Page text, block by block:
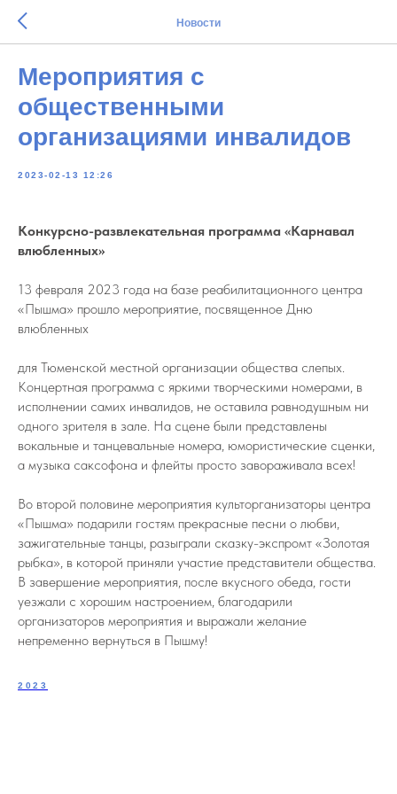
Новости
Мероприятия с
общественными
организациями инвалидов
2023-02-13 12:26
Конкурсно-развлекательная программа «Карнавал
влюбленных»
13 февраля 2023 года на базе реабилитационного центра
«Пышма» прошло мероприятие, посвященное Дню
влюбленных
для Тюменской местной организации общества слепых.
Концертная программа с яркими творческими номерами, в
исполнении самих инвалидов, не оставила равнодушным ни
одного зрителя в зале. На сцене были представлены
вокальные и танцевальные номера, юмористические сценки,
а музыка саксофона и флейты просто завораживала всех!
Во второй половине мероприятия культорганизаторы центра
«Пышма» подарили гостям прекрасные песни о любви,
зажигательные танцы, разыграли сказку-экспромт «Золотая
рыбка», в которой приняли участие представители общества.
В завершение мероприятия, после вкусного обеда, гости
уезжали с хорошим настроением, благодарили
организаторов мероприятия и выражали желание
непременно вернуться в Пышму!
2023